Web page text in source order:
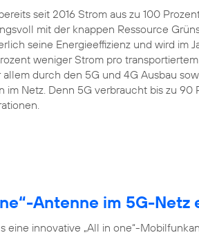
seit 2016 Strom aus zu 100
mit der knappen Ressource
seine Energieeffizienz und wird im
weniger Strom pro
durch den 5G und 4G Ausbau
Netz. Denn 5G verbraucht bis zu 90
Antenne im 5G-Netz
eine innovative „All in one“-